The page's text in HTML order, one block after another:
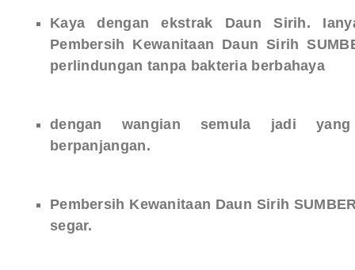
Kaya dengan ekstrak Daun Sirih.
Pembersih Kewanitaan Daun Sirih
perlindungan tanpa bakteria berbahaya
dengan wangian semula jadi yang
berpanjangan.
Pembersih Kewanitaan Daun Sirih
segar.